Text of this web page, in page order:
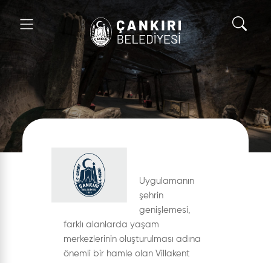
Uygulamanın
şehrin
genişlemesi,
farklı alanlarda yaşam
merkezlerinin oluşturulması adına
önemli bir hamle olan Villakent